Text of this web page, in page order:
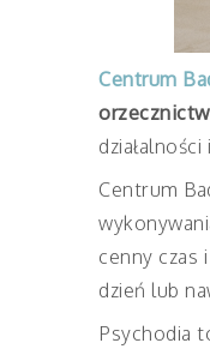
Centrum
Centrum
cenny czas
dzień lub
Psychodia